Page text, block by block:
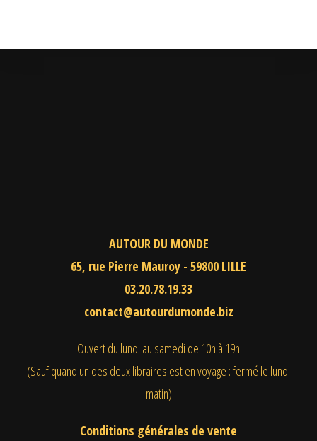
AUTOUR DU MONDE
65, rue Pierre Mauroy - 59800 LILLE
03.20.78.19.33
contact@autourdumonde.biz
Ouvert du lundi au samedi de 10h à 19h
(Sauf quand un des deux libraires est en voyage : fermé le lundi
matin)
Conditions générales de vente